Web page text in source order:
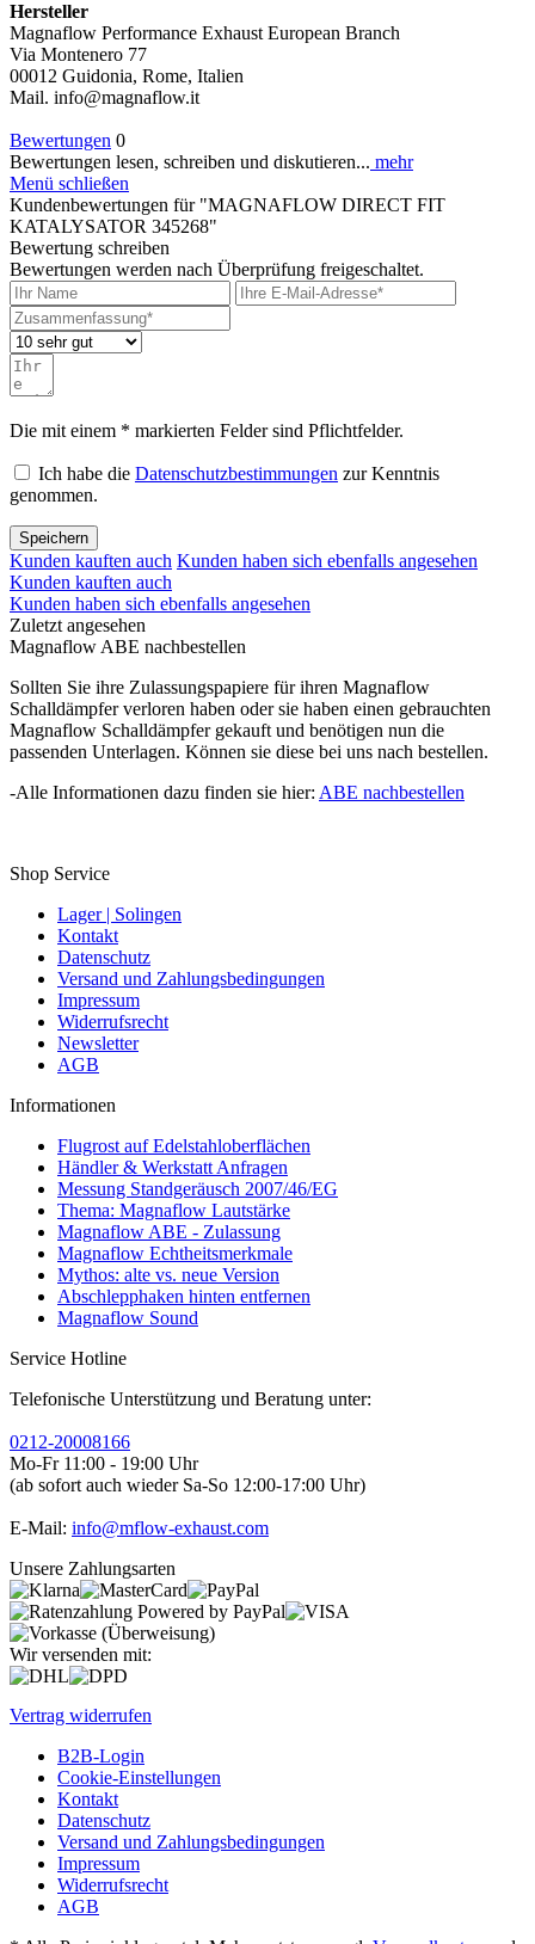
Hersteller
Magnaflow Performance Exhaust European Branch
Via Montenero 77
00012 Guidonia, Rome, Italien
Mail. info@magnaflow.it
Bewertungen 0
Bewertungen lesen, schreiben und diskutieren... mehr
Menü schließen
Kundenbewertungen für "MAGNAFLOW DIRECT FIT
KATALYSATOR 345268"
Bewertung schreiben
Bewertungen werden nach Überprüfung freigeschaltet.
Die mit einem * markierten Felder sind Pflichtfelder.
Ich habe die Datenschutzbestimmungen zur Kenntnis
genommen.
Speichern
Kunden kauften auch Kunden haben sich ebenfalls angesehen
Kunden kauften auch
Kunden haben sich ebenfalls angesehen
Zuletzt angesehen
Magnaflow ABE nachbestellen
Sollten Sie ihre Zulassungspapiere für ihren Magnaflow
Schalldämpfer verloren haben oder sie haben einen gebrauchten
Magnaflow Schalldämpfer gekauft und benötigen nun die
passenden Unterlagen. Können sie diese bei uns nach bestellen.
-Alle Informationen dazu finden sie hier: ABE nachbestellen
Shop Service
Lager | Solingen
Kontakt
Datenschutz
Versand und Zahlungsbedingungen
Impressum
Widerrufsrecht
Newsletter
AGB
Informationen
Flugrost auf Edelstahloberflächen
Händler & Werkstatt Anfragen
Messung Standgeräusch 2007/46/EG
Thema: Magnaflow Lautstärke
Magnaflow ABE - Zulassung
Magnaflow Echtheitsmerkmale
Mythos: alte vs. neue Version
Abschlepphaken hinten entfernen
Magnaflow Sound
Service Hotline
Telefonische Unterstützung und Beratung unter:
0212-20008166
Mo-Fr 11:00 - 19:00 Uhr
(ab sofort auch wieder Sa-So 12:00-17:00 Uhr)
E-Mail: info@mflow-exhaust.com
Unsere Zahlungsarten
Wir versenden mit:
Vertrag widerrufen
B2B-Login
Cookie-Einstellungen
Kontakt
Datenschutz
Versand und Zahlungsbedingungen
Impressum
Widerrufsrecht
AGB